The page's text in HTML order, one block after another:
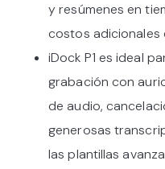
y resúmenes en
costos adicionales
iDock P1 es ideal
grabación con
de audio,
generosas
las plantillas